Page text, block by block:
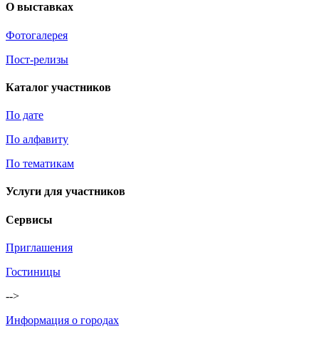
О выставках
Фотогалерея
Пост-релизы
Каталог участников
По дате
По алфавиту
По тематикам
Услуги для участников
Сервисы
Приглашения
Гостиницы
-->
Информация о городах